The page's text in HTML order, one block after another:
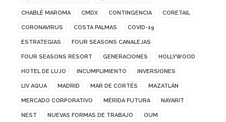
CHABLÉ MAROMA CMDX CONTINGENCIA CORETAIL
CORONAVIRUS COSTA PALMAS COVID-19
ESTRATEGIAS FOUR SEASONS CANALEJAS
FOUR SEASONS RESORT GENERACIONES HOLLYWOOD
HOTEL DE LUJO INCUMPLIMIENTO INVERSIONES
LIV AQUA MADRID MAR DE CORTÉS MAZATLÁN
MERCADO CORPORATIVO MÉRIDA FUTURA NAYARIT
NEST NUEVAS FORMAS DE TRABAJO OUM